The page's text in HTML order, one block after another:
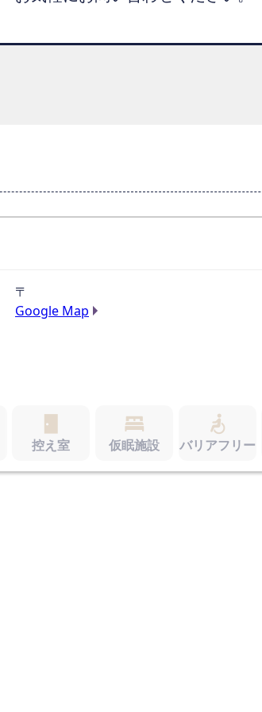
〒
Google Map
控え室 仮眠施設 バリアフリー